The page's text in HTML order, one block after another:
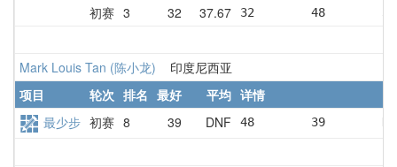
初赛 3 32 37.67 32        48        33
Mark Louis Tan (陈小龙) 印度尼西亚
项目
轮次 排名 最好 平均 详情
最少步 初赛 8 39 DNF 48        39